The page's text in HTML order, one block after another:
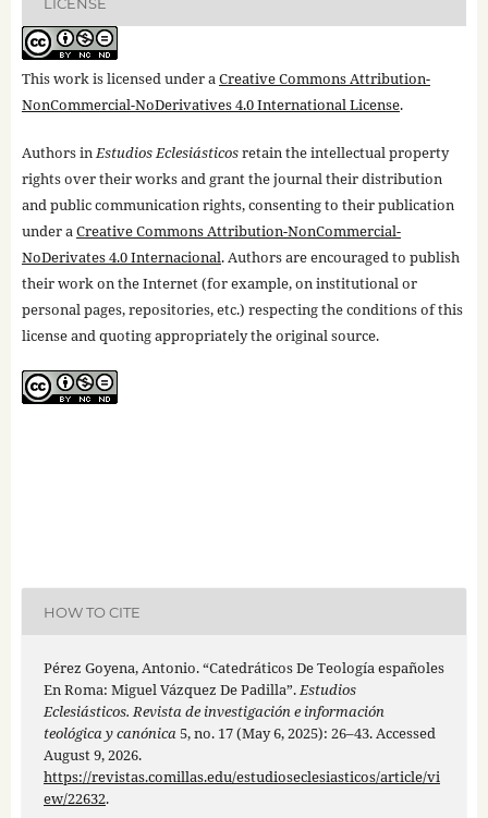
This work is licensed under aCreative Commons Attribution-
NonCommercial-NoDerivatives 4.0 International License.
Authors inEstudios Eclesiásticosretain the intellectual property
rights over their works and grant the journal their distribution
and public communication rights, consenting to their publication
under aCreative Commons Attribution-NonCommercial-
NoDerivates 4.0 Internacional. Authors are encouraged to publish
their work on the Internet (for example, on institutional or
personal pages, repositories, etc.) respecting the conditions of this
license and quoting appropriately the original source.
HOW TO CITE
Pérez Goyena, Antonio. “Catedráticos De Teología españoles
En Roma: Miguel Vázquez De Padilla”.Estudios
Eclesiásticos. Revista de investigación e información
teológica y canónica5, no. 17 (May 6, 2025): 26–43. Accessed
August 9, 2026.
https://revistas.comillas.edu/estudioseclesiasticos/article/vi
ew/22632.